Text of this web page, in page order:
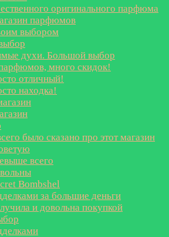
оригинального парфюма
парфюмов
выбором
духи. Большой выбор
много скидок!
отличный!
находка!
было сказано про этот магазин
всего
Bombshel
за большие деньги
и довольна покупкой